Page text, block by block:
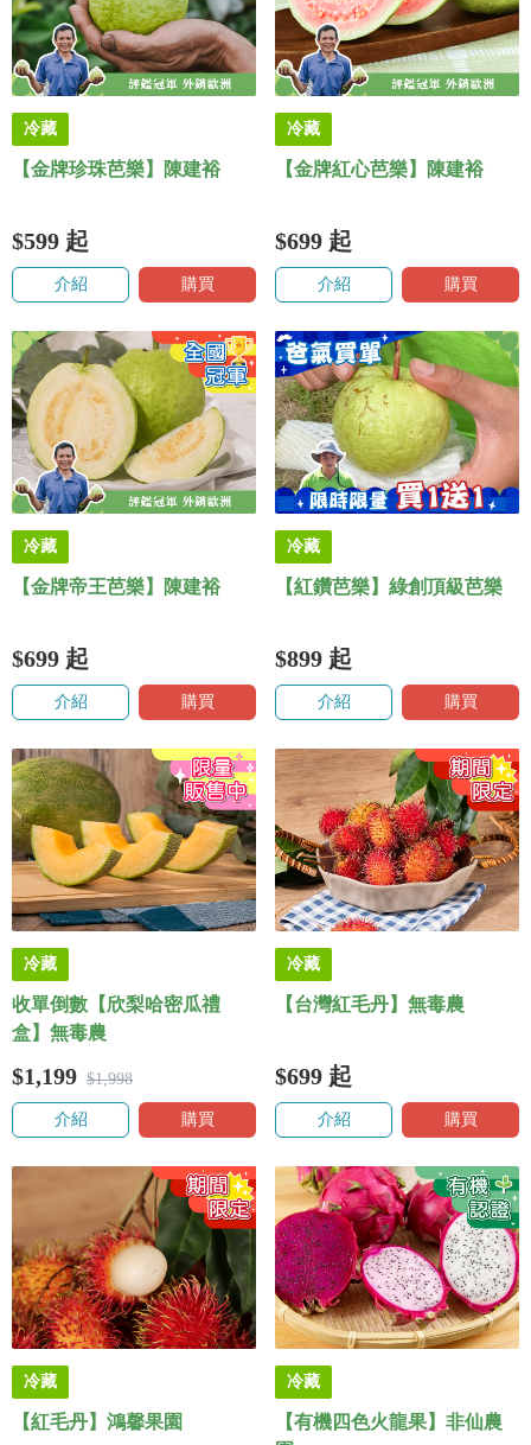
冷藏
【金牌珍珠芭樂】陳建裕
$599 起
介紹 購買
冷藏
【金牌紅心芭樂】陳建裕
$699 起
介紹 購買
冷藏
【金牌帝王芭樂】陳建裕
$699 起
介紹 購買
冷藏
【紅鑽芭樂】綠創頂級芭樂
$899 起
介紹 購買
冷藏
收單倒數【欣梨哈密瓜禮
盒】無毒農
$1,199 $1,998
介紹 購買
冷藏
【台灣紅毛丹】無毒農
$699 起
介紹 購買
冷藏
【紅毛丹】鴻馨果園
冷藏
【有機四色火龍果】非仙農